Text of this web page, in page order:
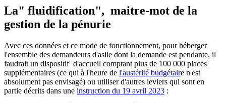
La" fluidification", maitre-mot de la
gestion de la pénurie
Avec ces données et ce mode de fonctionnement, pour héberger
l'ensemble des demandeurs d'asile dont la demande est pendante, il
faudrait un dispositif d'accueil comptant plus de 100 000 places
supplémentaires (ce qui à l'heure de l'austérité budgétaire n'est
absolument pas envisagé) ou utiliser d'autres leviers qui sont en
partie décrits dans une instruction du 19 avril 2023 :